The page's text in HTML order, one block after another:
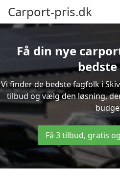
Carport-pris.dk
Få din nye
Vi finder de bedste fagfolk i
tilbud og vælg den løsning,
Få 3 tilbud, gratis